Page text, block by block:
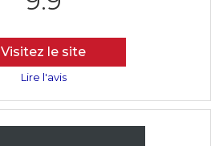
Visitez le site
Lire l'avis